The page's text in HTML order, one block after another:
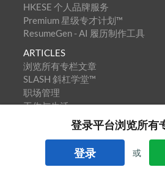
HKESE 个人品牌服务
Premium 星级专才计划™
ResumeGen - AI 履历制作工具
ARTICLES
浏览所有专栏文章
SLASH 斜杠学堂™
职场管理
工作与生活
远程工作 / 在家工作
专访 / 个人品牌故事
HKESE 星级创作者计划™
Blogger / 内容创作者招募
登录平台浏览所有
登录 或